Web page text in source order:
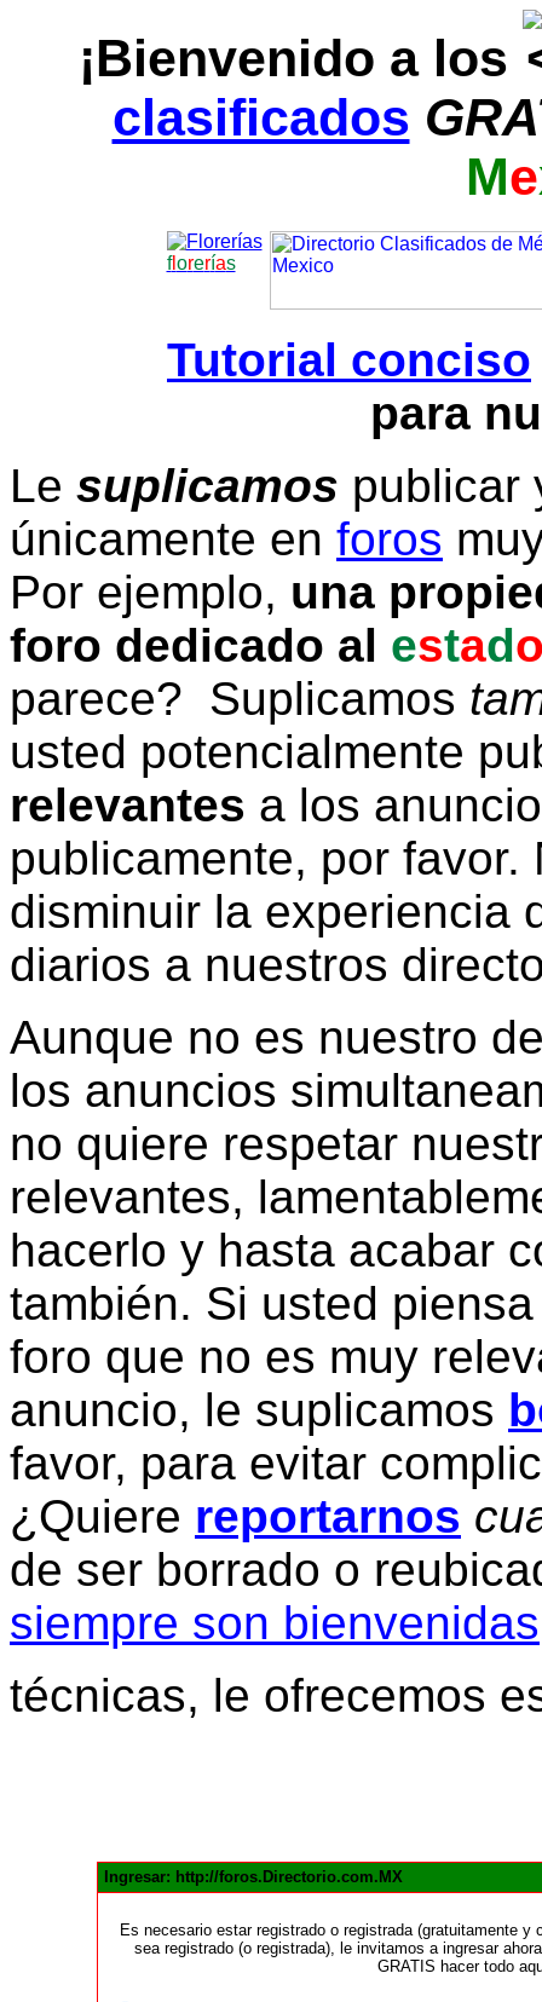
¡Bienvenido a los
clasificados
Me
florerías
Tutorial conciso
para
Le suplicamos publicar
únicamente en foros
Por ejemplo, una
foro dedicado al estad
parece? Suplicamos
usted potencialmente
relevantes a los
publicamente, por
disminuir la experiencia
diarios a nuestros
Aunque no es nuestro
los anuncios
no quiere respetar
relevantes,
hacerlo y hasta acabar
también. Si usted
foro que no es muy
anuncio, le suplicamos
favor, para evitar
¿Quiere reportarnos
de ser borrado o
siempre son bienvenidas
técnicas, le ofrecemos
Ingresar: http://foros.Directorio.com.MX
Es necesario estar registrado o registrada (gratuitamente
sea registrado (o registrada), le invitamos a ingresar
GRATIS hacer todo